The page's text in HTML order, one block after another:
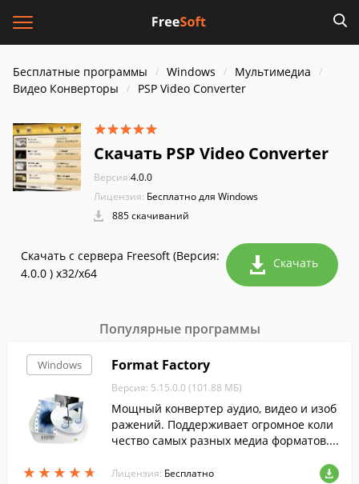
Бесплатные программы Windows
Мультимедиа
Видео Конверторы
PSP Video Converter
Скачать PSP Video Converter
Версия:4.0.0
Лицензия: Бесплатно для Windows
885 скачиваний
Скачать с сервера Freesoft (Версия:
4.0.0 ) x32/x64
Скачать
Популярные программы
Windows
★ ★ ★ ★ ★
★ ★ ★ ★ ★
Format Factory
Версия: 5.15.0.0 (101.88 МБ)
Мощный конвертер аудио, видео и изоб
ражений. Поддерживает огромное коли
чество самых разных медиа форматов....
Лицензия: Бесплатно